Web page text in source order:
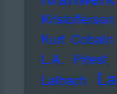
Kristofferson
Kurt Cobain
L.A. Priest
Laibach